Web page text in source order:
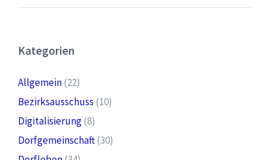
Kategorien
Allgemein(22)
Bezirksausschuss (10)
Digitalisierung(8)
Dorfgemeinschaft(30)